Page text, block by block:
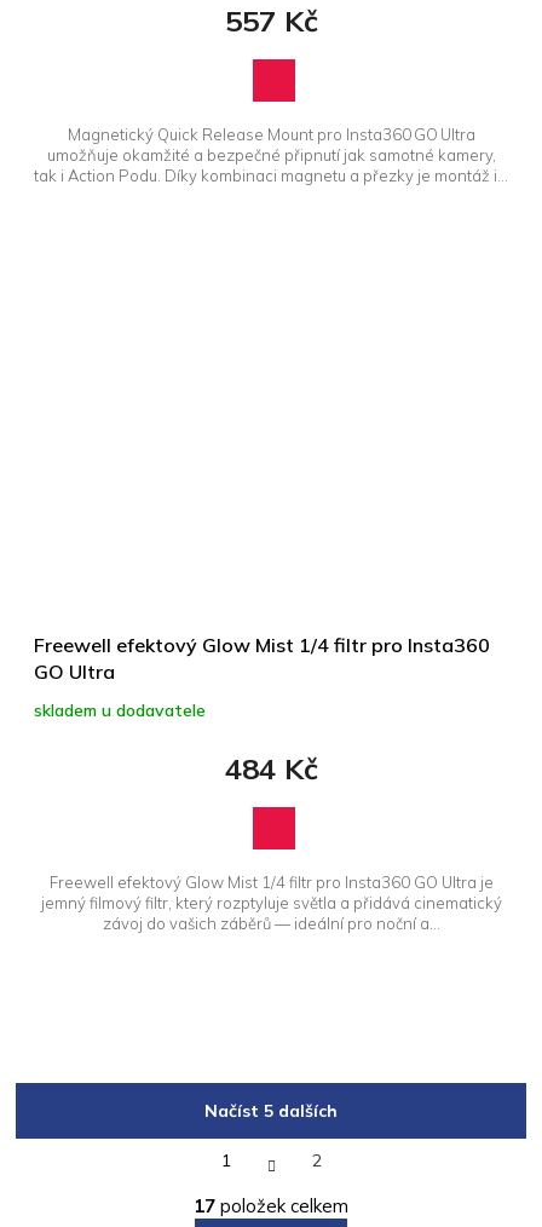
557 Kč
Magnetický Quick Release Mount pro Insta360 GO Ultra
umožňuje okamžité a bezpečné připnutí jak samotné kamery,
tak i Action Podu. Díky kombinaci magnetu a přezky je montáž i...
Freewell efektový Glow Mist 1/4 filtr pro Insta360
GO Ultra
skladem u dodavatele
484 Kč
Freewell efektový Glow Mist 1/4 filtr pro Insta360 GO Ultra je
jemný filmový filtr, který rozptyluje světla a přidává cinematický
závoj do vašich záběrů — ideální pro noční a...
v
Načíst 5 dalších
t
á
1 2
17 položek celkem